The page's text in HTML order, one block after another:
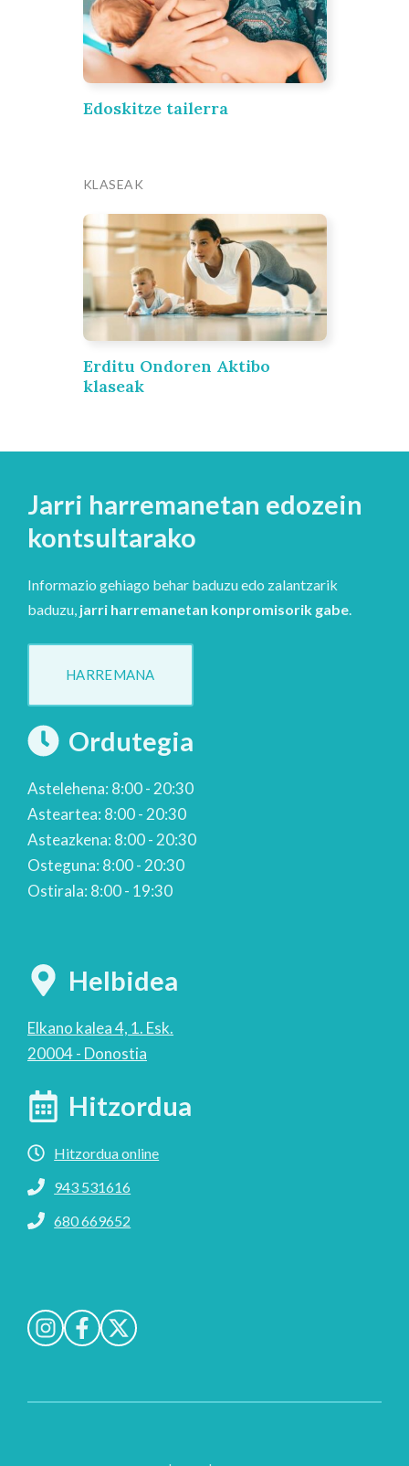
Edoskitze tailerra
KLASEAK
Erditu Ondoren Aktibo
klaseak
Jarri harremanetan edozein
kontsultarako
Informazio gehiago behar baduzu edo zalantzarik
baduzu, jarri harremanetan konpromisorik gabe.
HARREMANA
Ordutegia
Astelehena: 8:00 - 20:30
Asteartea: 8:00 - 20:30
Asteazkena: 8:00 - 20:30
Osteguna: 8:00 - 20:30
Ostirala: 8:00 - 19:30
Helbidea
Elkano kalea 4, 1. Esk.
20004 - Donostia
Hitzordua
Hitzordua online
943 531616
680 669652